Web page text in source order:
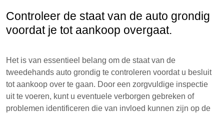
Controleer de staat van de auto grondig
voordat je tot aankoop overgaat.
Het is van essentieel belang om de staat van de
tweedehands auto grondig te controleren voordat u besluit
tot aankoop over te gaan. Door een zorgvuldige inspectie
uit te voeren, kunt u eventuele verborgen gebreken of
problemen identificeren die van invloed kunnen zijn op de